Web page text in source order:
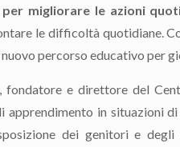
migliorare le azioni
le difficoltà quotidiane.
percorso educativo per
fondatore e direttore del
apprendimento in situazioni
dei genitori e